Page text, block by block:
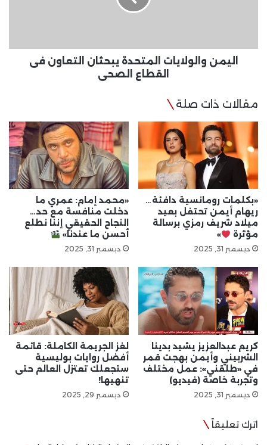
اليمن والولايات المتحدة يبحثان التعاون فى
القطاع الصحى
مقالات ذات صلة
«بكلمات رومانسية دافئة…
ريهام أيمن تحتفل بعيد
ميلاد شريف رمزي برسالة
مؤثرة
»
ديسمبر 31, 2025
«محمد إمام: عمري ما
دخلت منافسة مع حد…
النجاح الحقيقي إننا نطلع
أحسن ما عندنا»
ديسمبر 31, 2025
كريم عبدالعزيز يشيد بدينا
الشربيني وأيمن بهجت قمر
في «طلقني»: عمل مختلف
وتجربة خاصة (فيديو)
ديسمبر 31, 2025
لغز الجريمة الكاملة: قائمة
أفضل روايات بوليسية
ستجعلك تعتزل العالم حتى
تنهيها!
ديسمبر 29, 2025
اترك تعليقاً